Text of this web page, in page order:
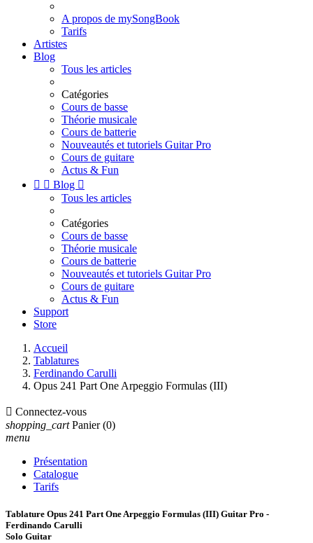
A propos de mySongBook
Tarifs
Artistes
Blog
Tous les articles
Catégories
Cours de basse
Théorie musicale
Cours de batterie
Nouveautés et tutoriels Guitar Pro
Cours de guitare
Actus & Fun
  Blog 
Tous les articles
Catégories
Cours de basse
Théorie musicale
Cours de batterie
Nouveautés et tutoriels Guitar Pro
Cours de guitare
Actus & Fun
Support
Store
Accueil
Tablatures
Ferdinando Carulli
Opus 241 Part One Arpeggio Formulas (III)
 Connectez-vous
shopping_cart Panier (0)
menu
Présentation
Catalogue
Tarifs
Tablature Opus 241 Part One Arpeggio Formulas (III) Guitar Pro -
Ferdinando Carulli
Solo Guitar